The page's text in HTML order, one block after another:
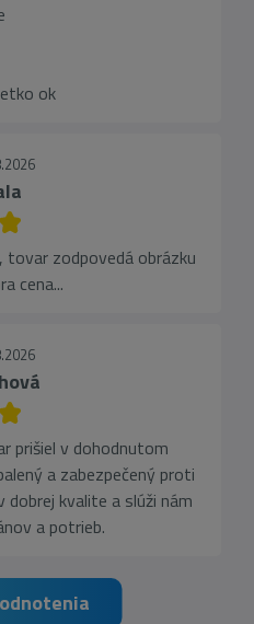
ok
tovar zodpovedá obrázku
cena...
prišiel v dohodnutom
a zabezpečený proti
dobrej kvalite a slúži nám
a potrieb.